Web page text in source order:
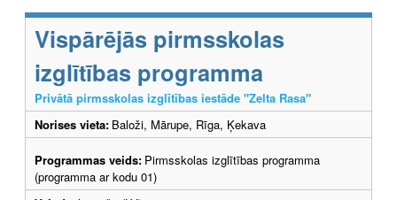
Vispārējās pirmsskolas
izglītības programma
Privātā pirmsskolas izglītības iestāde "Zelta Rasa"
Norises vieta: Baloži, Mārupe, Rīga, Ķekava
Programmas veids: Pirmsskolas izglītības programma
(programma ar kodu 01)